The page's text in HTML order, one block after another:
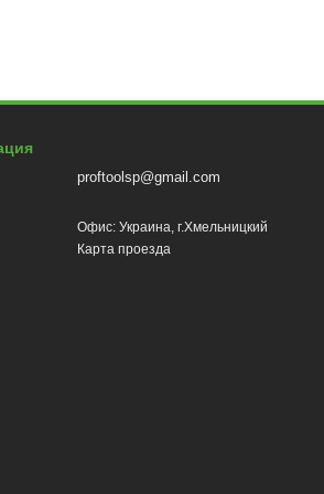
подзарядки.
электроснабжение.
proftoolsp@gmail.com
Офис: Украина, г.Хмельницкий
Карта проезда